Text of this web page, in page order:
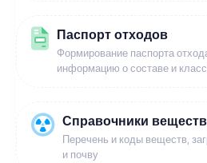
Паспорт отходов
Формирование паспорта
информацию о составе и
Справочники веществ
Перечень и коды веществ,
и почву